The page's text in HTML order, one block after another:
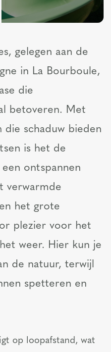
gelegen aan de
in La Bourboule,
die
betoveren. Met
die schaduw bieden
is het de
ontspannen
verwarmde
het grote
plezier voor het
weer. Hier kun je
de natuur, terwijl
spetteren en
op loopafstand, wat